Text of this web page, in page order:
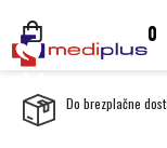
0
Do brezplačne